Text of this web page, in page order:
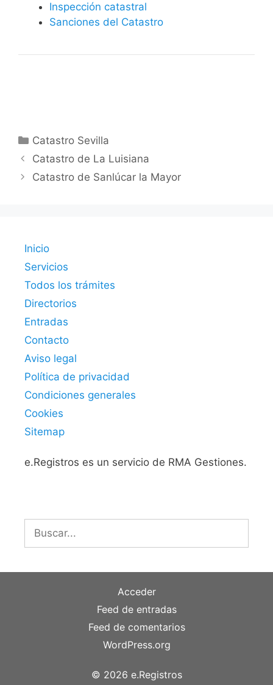
Inspección catastral
Sanciones del Catastro
Categorías
Catastro Sevilla
Catastro de La Luisiana
Catastro de Sanlúcar la Mayor
Inicio
Servicios
Todos los trámites
Directorios
Entradas
Contacto
Aviso legal
Política de privacidad
Condiciones generales
Cookies
Sitemap
e.Registros es un servicio de RMA Gestiones.
Acceder
Feed de entradas
Feed de comentarios
WordPress.org
© 2026 e.Registros